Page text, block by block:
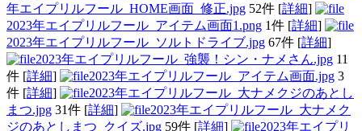
年エイプリルフール_HOME画面_修正.jpg 52件 [詳細]
2023年エイプリルフール_アイテム画面1.png 1件 [詳細]
2023年エイプリルフール_ソルトドライブ.jpg 67件 [詳細]
2023年エイプリルフール_強襲！シン・ナメさん.jpg 11
件 [詳細] 2023年エイプリルフール_アイテム画面.jpg 3
件 [詳細]
2023年エイプリルフール_大ナメクジのあとし
まつ.jpg 31件 [詳細]
2023年エイプリルフール_大ナメク
ジのあとしまつ_クイズ.jpg 59件 [詳細] 2023年エイプリ